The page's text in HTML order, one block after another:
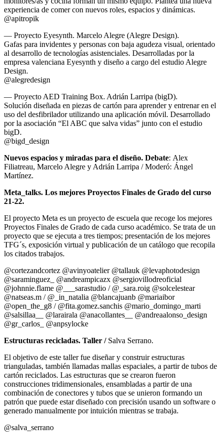
experiencia de comer con nuevos roles, espacios y dinámicas.
@apitropik
— Proyecto Eyesynth. Marcelo Alegre (Alegre Design).
Gafas para invidentes y personas con baja agudeza visual, orientado
al desarrollo de tecnologías asistenciales. Desarrolladas por la
empresa valenciana Eyesynth y diseño a cargo del estudio Alegre
Design.
@alegredesign
— Proyecto AED Training Box. Adrián Larripa (bigD).
Solución diseñada en piezas de cartón para aprender y entrenar en el
uso del desfibrilador utilizando una aplicación móvil. Desarrollado
por la asociación “El ABC que salva vidas” junto con el estudio
bigD.
@bigd_design
Nuevos espacios y miradas para el diseño. Debate: Alex
Filiatreau, Marcelo Alegre y Adrián Larripa / Moderó: Ángel
Martínez.
Meta_talks. Los mejores Proyectos Finales de Grado del curso
21-22.
El proyecto Meta es un proyecto de escuela que recoge los mejores
Proyectos Finales de Grado de cada curso académico. Se trata de un
proyecto que se ejecuta a tres tiempos; presentación de los mejores
TFG´s, exposición virtual y publicación de un catálogo que recopila
los citados trabajos.
@cortezandcortez @avinyoatelier @tallauk @levaphotodesign
@saraminguez_ @andreampicazx @sergiovillodreoficial
@johnnie.flame @___sarastudio / @_sara.roig @solcelestear
@natseas.m / @_in_natalia @blancajuanb @mariaibor
@open_the_g8 / @fita.gomez.sanchis @mario_domingo_marti
@salsillaa__ @larairala @anacollantes__ @andreaalonso_design
@gr_carlos_ @anpsylocke
Estructuras recicladas. Taller / Salva Serrano.
El objetivo de este taller fue diseñar y construir estructuras
trianguladas, también llamadas mallas espaciales, a partir de tubos de
cartón reciclados. Las estructuras que se crearon fueron
construcciones tridimensionales, ensambladas a partir de una
combinación de conectores y tubos que se unieron formando un
patrón que puede estar diseñado con precisión usando un software o
generado manualmente por intuición mientras se trabaja.
@salva_serrano